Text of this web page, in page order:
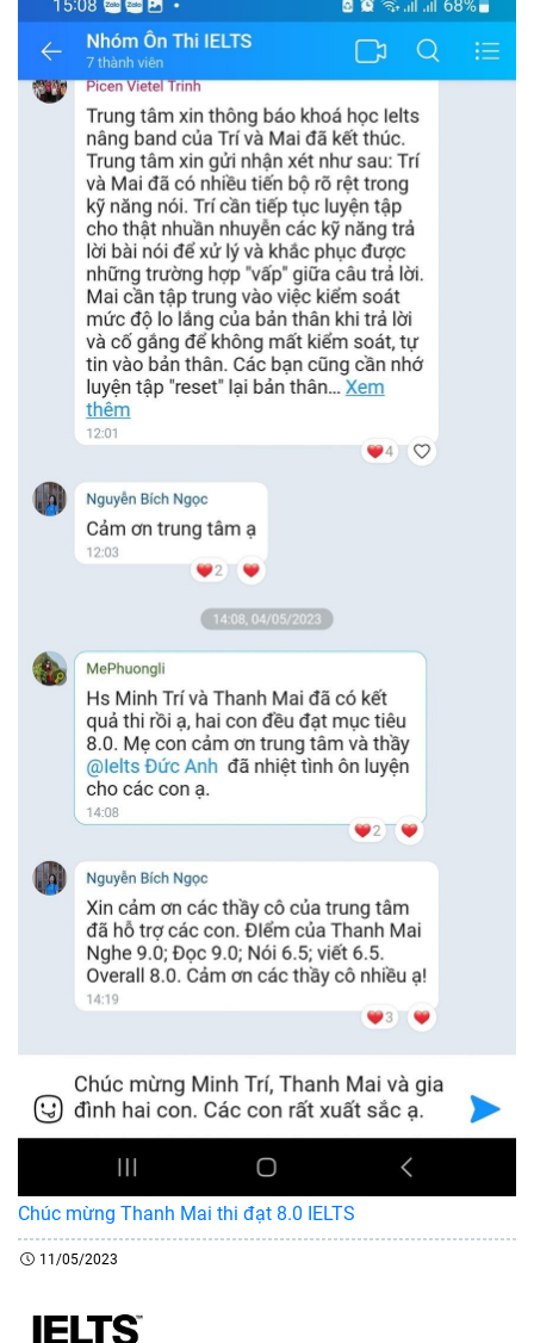
Chúc mừng Thanh Mai thi đạt 8.0 IELTS
11/05/2023